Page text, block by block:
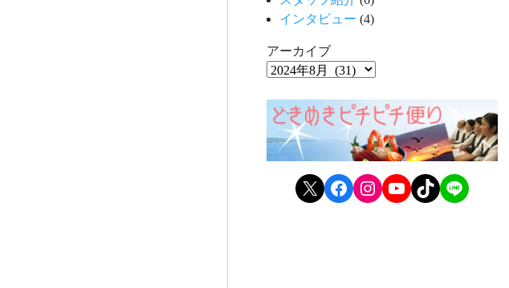
インタビュー (4)
アーカイブ
X Facebook Instagram YouTube TikTok LINE